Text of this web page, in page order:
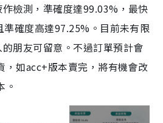
檢測，準確度達99.03%，最快
準確度高達97.25%。目前未有限
朋友可留意。不過訂單預計會
，如acc+版本賣完，將有機會改
。